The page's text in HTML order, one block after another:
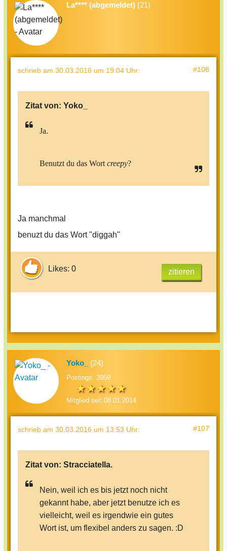
La**** (abgemeldet) (21)
schrieb am 30.03.2016 um 19:04 Uhr: #108
Zitat von: Yoko_
Ja.
Benutzt du das Wort creepy?
Ja manchmal
benuzt du das Wort "diggah"
Likes: 0 zitieren
Yoko_ (24)
Postings: 3959
Mitglied seit 08.01.2014
schrieb am 30.03.2016 um 13:53 Uhr: #107
Zitat von: Stracciatella.
Nein, weil ich es bis jetzt noch nicht
gekannt habe, aber jetzt benutze ich es
vielleicht, weil es irgendwie ein gutes
Wort ist, um flexibel anders zu sagen. :D